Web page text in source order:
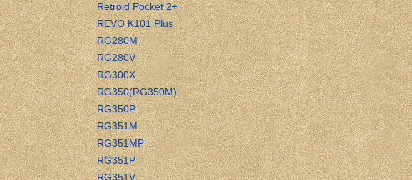
Retroid Pocket 2+
REVO K101 Plus
RG280M
RG280V
RG300X
RG350(RG350M)
RG350P
RG351M
RG351MP
RG351P
RG351V